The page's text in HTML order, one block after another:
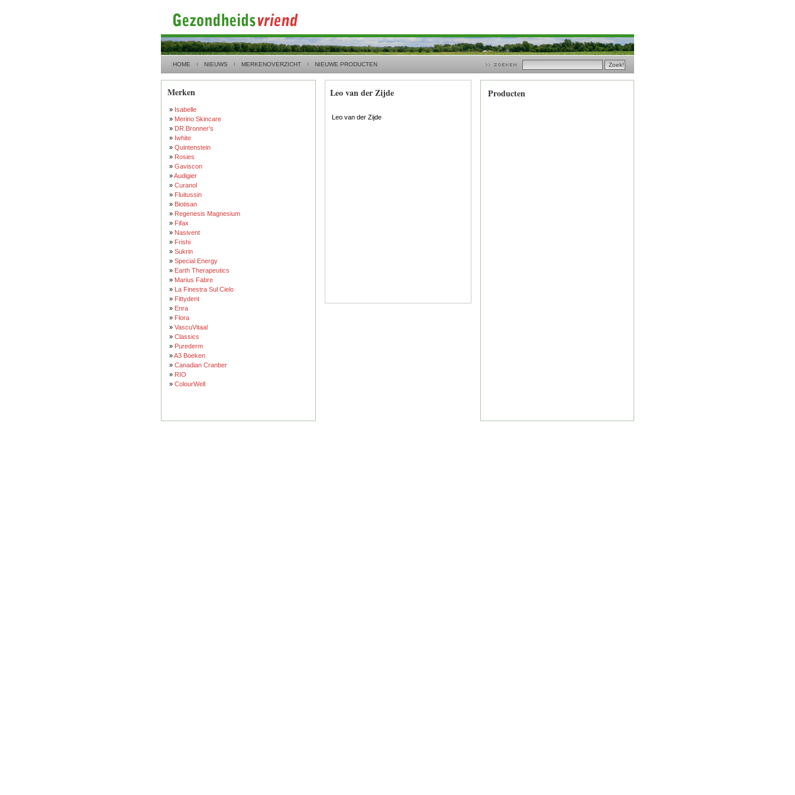
HOME NIEUWS MERKENOVERZICHT NIEUWE PRODUCTEN
Merken
» Isabelle
» Merino Skincare
» DR.Bronner's
» Iwhite
» Quintenstein
» Rosies
» Gaviscon
»Audigier
» Curanol
» Fluitussin
» Biotisan
» Regenesis Magnesium
» Fifax
» Nasivent
» Frishi
» Sukrin
» Special Energy
» Earth Therapeutics
» Marius Fabre
» La Finestra Sul Cielo
» Fittydent
» Enra
» Flora
» VascuVitaal
» Classics
» Purederm
»A3 Boeken
» Canadian Cranber
» RIO
» ColourWell
Leo van der Zijde
Leo van der Zijde
Producten